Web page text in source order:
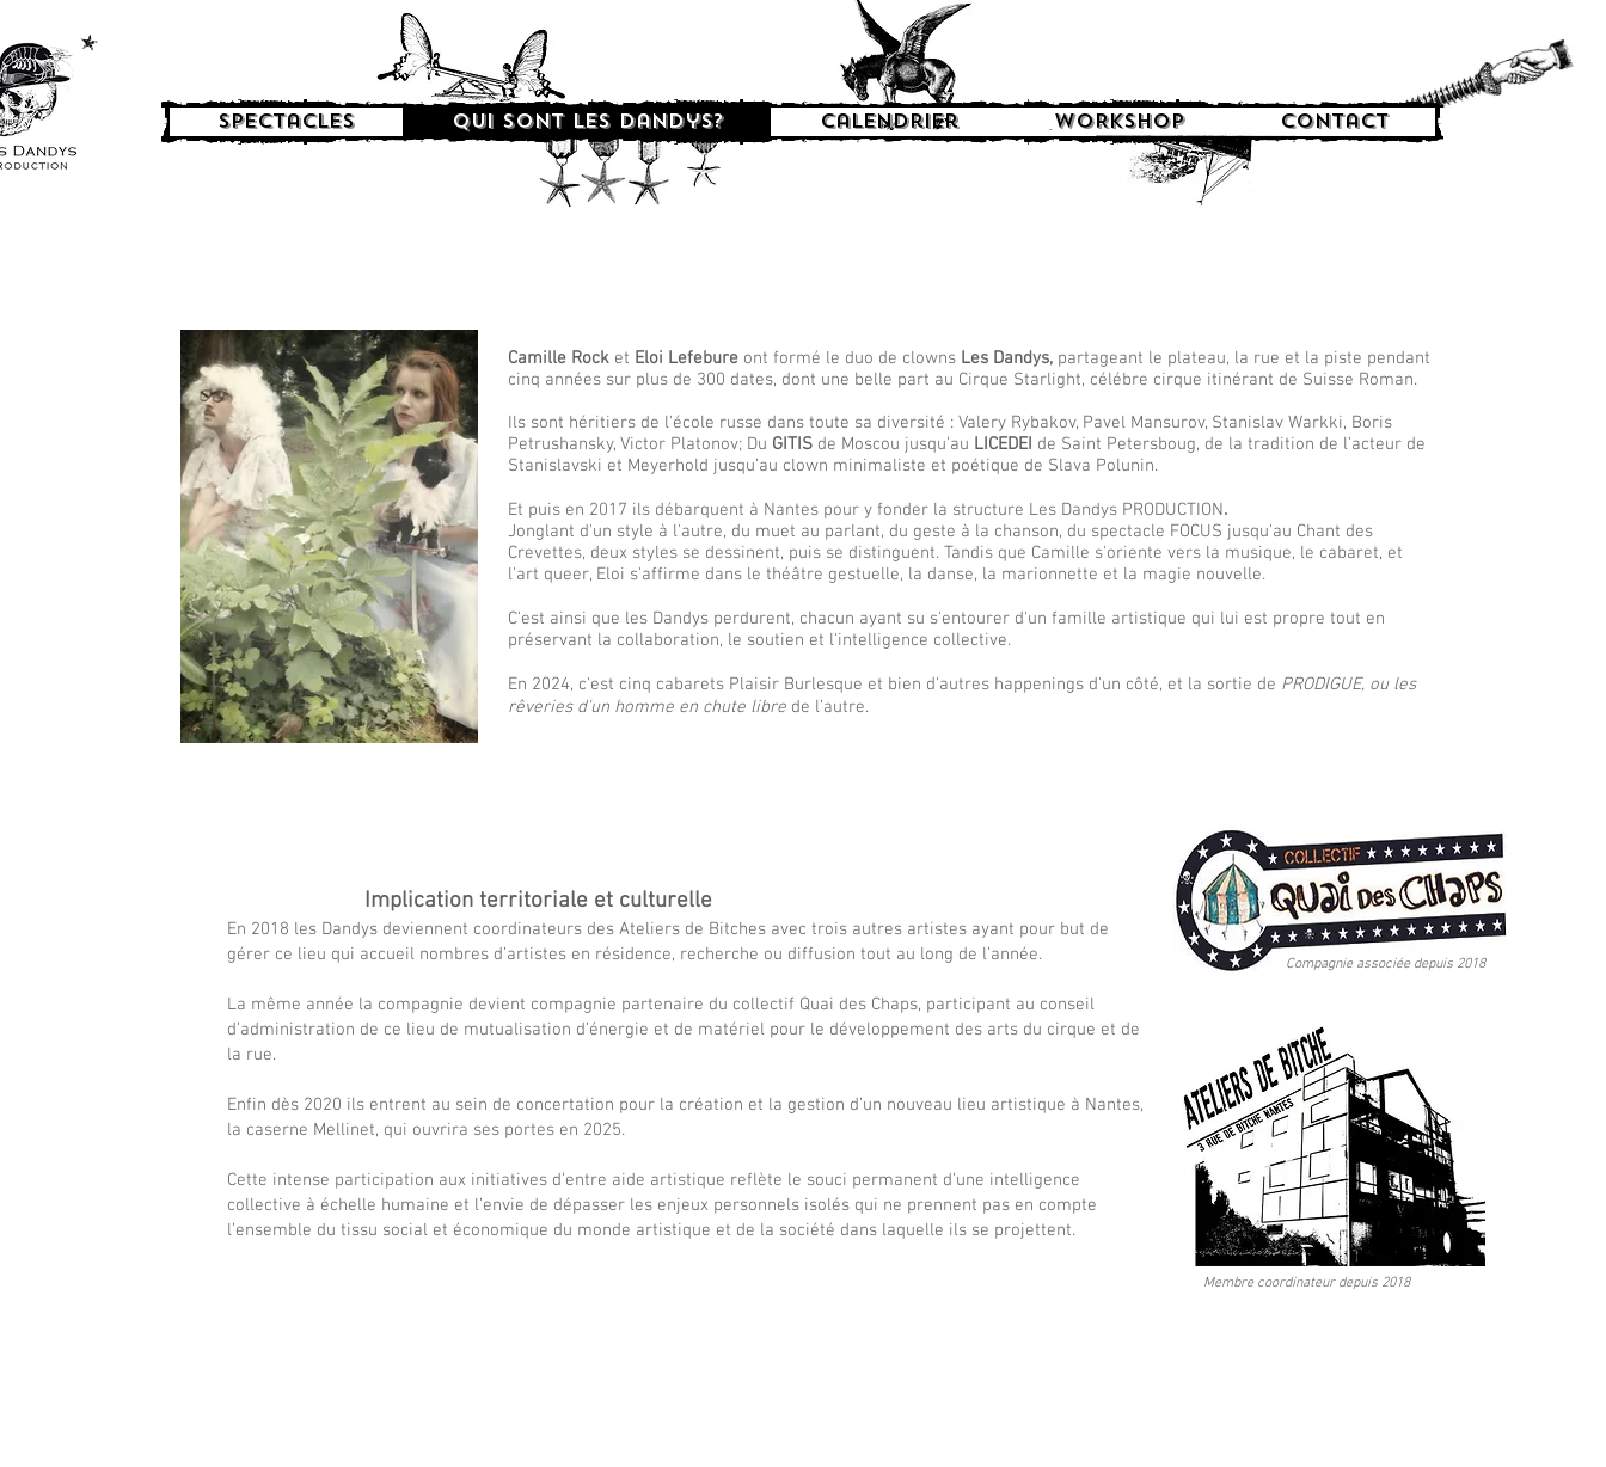
Spectacles Qui sont les Dandys? Calendrier WORKSHOP Contact
Camille Rock et Eloi Lefebure ont formé le duo de clowns Les Dandys, partageant le plateau, la rue et la piste pendant
cinq années sur plus de 300 dates, dont une belle part au Cirque Starlight, célébre cirque itinérant de Suisse Roman.
Ils sont héritiers de l'école russe dans toute sa diversité : Valery Rybakov, Pavel Mansurov, Stanislav Warkki, Boris
Petrushansky, Victor Platonov; Du GITIS de Moscou jusqu’au LICEDEI de Saint Petersboug, de la tradition de l’acteur de
Stanislavski et Meyerhold jusqu’au clown minimaliste et poétique de Slava Polunin.
Et puis en 2017 ils débarquent à Nantes pour y fonder la structure Les Dandys PRODUCTION.
Jonglant d'un style à l'autre, du muet au parlant, du geste à la chanson, du spectacle FOCUS jusqu'au Chant des
Crevettes, deux styles se dessinent, puis se distinguent. Tandis que Camille s'oriente vers la musique, le cabaret, et
l'art queer, Eloi s'affirme dans le théâtre gestuelle, la danse, la marionnette et la magie nouvelle.
C'est ainsi que les Dandys perdurent, chacun ayant su s'entourer d'un famille artistique qui lui est propre tout en
préservant la collaboration, le soutien et l'intelligence collective.
En 2024, c'est cinq cabarets Plaisir Burlesque et bien d'autres happenings d'un côté, et la sortie de PRODIGUE, ou les
rêveries d'un homme en chute libre de l’autre.
Implication territoriale et culturelle
En 2018 les Dandys deviennent coordinateurs des Ateliers de Bitches avec trois autres artistes ayant pour but de
gérer ce lieu qui accueil nombres d’artistes en résidence, recherche ou diffusion tout au long de l’année.
La même année la compagnie devient compagnie partenaire du collectif Quai des Chaps, participant au conseil
d’administration de ce lieu de mutualisation d’énergie et de matériel pour le développement des arts du cirque et de
la rue.
Enfin dès 2020 ils entrent au sein de concertation pour la création et la gestion d’un nouveau lieu artistique à Nantes,
la caserne Mellinet, qui ouvrira ses portes en 2025.
Cette intense participation aux initiatives d’entre aide artistique reflète le souci permanent d’une intelligence
collective à échelle humaine et l’envie de dépasser les enjeux personnels isolés qui ne prennent pas en compte
l’ensemble du tissu social et économique du monde artistique et de la société dans laquelle ils se projettent.
Compagnie associée depuis 2018
Membre coordinateur depuis 2018